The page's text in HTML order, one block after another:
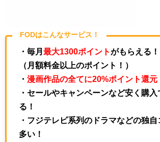
FODはこんなサービス！
・毎月 最大1300ポイントがもらえる！
（月額料金以上のポイント！）
・ 漫画作品の全てに20%ポイント還元
・セールやキャンペーンなど安く購
る！
・フジテレビ系列のドラマなどの独
多い！